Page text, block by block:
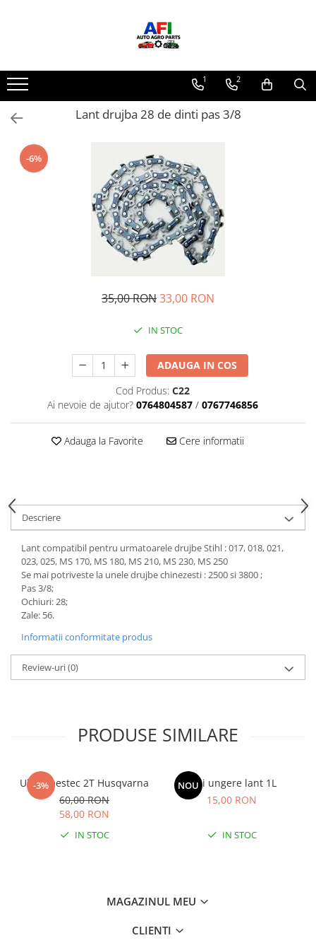
1 2
Lant drujba 28 de dinti pas 3/8
-6%
35,00 RON33,00 RON
IN STOC
ADAUGA IN COS
Cod Produs: C22
Ai nevoie de ajutor? 0764804587 / 0767746856
Adauga la Favorite Cere informatii
Descriere
Lant compatibil pentru urmatoarele drujbe Stihl : 017, 018, 021,
023, 025, MS 170, MS 180, MS 210, MS 230, MS 250
Se mai potriveste la unele drujbe chinezesti : 2500 si 3800 ;
Pas 3/8;
Ochiuri: 28;
Zale: 56.
Informatii conformitate produs
Review-uri(0)
PRODUSE SIMILARE
-3%
Ulei amestec 2T Husqvarna
60,00 RON
58,00 RON
IN STOC
NOUUlei ungere lant 1L
15,00 RON
IN STOC
MAGAZINUL MEU
CLIENTI